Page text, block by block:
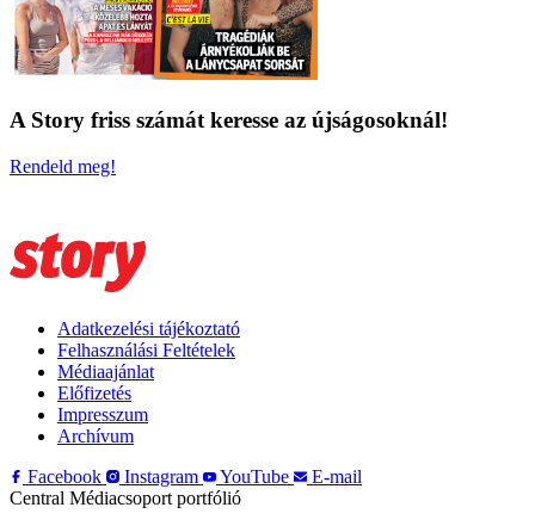
A Story friss számát keresse az újságosoknál!
Rendeld meg!
Adatkezelési tájékoztató
Felhasználási Feltételek
Médiaajánlat
Előfizetés
Impresszum
Archívum
Facebook
Instagram YouTube
E-mail
Central Médiacsoport portfólió